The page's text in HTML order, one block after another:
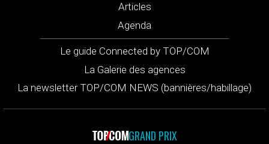
Articles
Agenda
Le guide Connected by TOP/COM
La Galerie des agences
La newsletter TOP/COM NEWS (bannières/habillage)
GRAND PRIX